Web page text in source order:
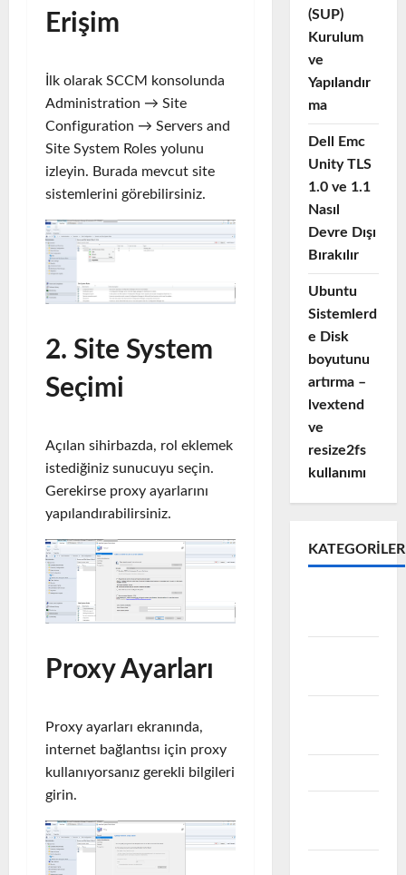
Erişim
İlk olarak SCCM konsolunda
Administration → Site
Configuration → Servers and
Site System Roles yolunu
izleyin. Burada mevcut site
sistemlerini görebilirsiniz.
2. Site System
Seçimi
Açılan sihirbazda, rol eklemek
istediğiniz sunucuyu seçin.
Gerekirse proxy ayarlarını
yapılandırabilirsiniz.
Proxy Ayarları
Proxy ayarları ekranında,
internet bağlantısı için proxy
kullanıyorsanız gerekli bilgileri
girin.
(SUP)
Kurulum
ve
Yapılandır
ma
Dell Emc
Unity TLS
1.0 ve 1.1
Nasıl
Devre Dışı
Bırakılır
Ubuntu
Sistemlerd
e Disk
boyutunu
artırma –
lvextend
ve
resize2fs
kullanımı
KATEGORILER